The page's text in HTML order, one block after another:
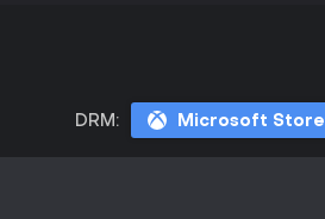
DRM: Microsoft Store